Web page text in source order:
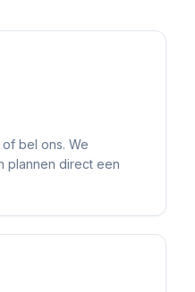
bel ons. We
plannen direct een